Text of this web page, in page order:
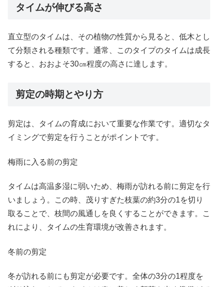
タイムが伸びる高さ
直立型のタイムは、その植物の性質から見ると、低木とし
て分類される種類です。通常、このタイプのタイムは成長
すると、おおよそ30㎝程度の高さに達します。
剪定の時期とやり方
剪定は、タイムの育成において重要な作業です。適切なタ
イミングで剪定を行うことがポイントです。
梅雨に入る前の剪定
タイムは高温多湿に弱いため、梅雨が訪れる前に剪定を行
いましょう。この時、茂りすぎた枝葉の約3分の1を切り
取ることで、枝間の風通しを良くすることができます。こ
れにより、タイムの生育環境が改善されます。
冬前の剪定
冬が訪れる前にも剪定が必要です。全体の3分の1程度を